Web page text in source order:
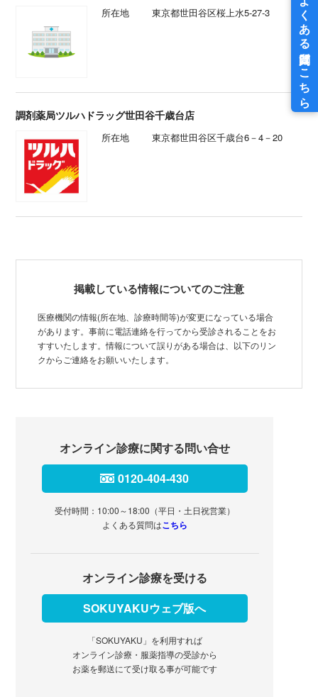
所在地 東京都世田谷区桜上水5-27-3
調剤薬局ツルハドラッグ世田谷千歳台店
所在地 東京都世田谷区千歳台6－4－20
掲載している情報についてのご注意
医療機関の情報(所在地、診療時間等)が変更になっている場合
があります。事前に電話連絡を行ってから受診されることをお
すすいたします。情報について誤りがある場合は、以下のリン
クからご連絡をお願いいたします。
オンライン診療に関する問い合せ
0120-404-430
受付時間：10:00～18:00（平日・土日祝営業）
よくある質問はこちら
オンライン診療を受ける
SOKUYAKUウェブ版へ
「SOKUYAKU」を利用すれば
オンライン診療・服薬指導の受診から
お薬を郵送にて受け取る事が可能です